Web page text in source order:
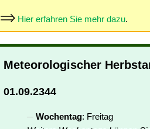
Hier erfahren Sie mehr dazu.
Meteorologischer
01.09.2344
Wochentag: Freitag